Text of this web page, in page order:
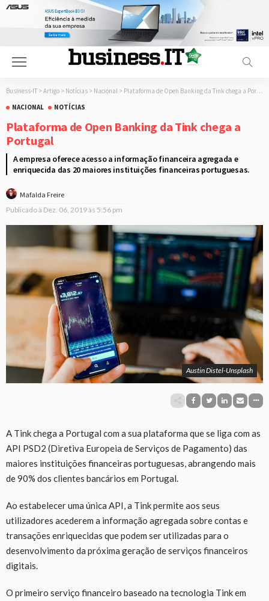
Business-IT > Artigo > Notícias > Nacional > Plataforma de Open Banking da Tink chega a Portugal
NACIONAL
NOTÍCIAS
Plataforma de Open Banking da Tink chega a
Portugal
A empresa oferece acesso a informação financeira agregada e
enriquecida das 20 maiores instituições financeiras portuguesas.
Mafalda Freire
Publicado a Dez. 06, 2019 às 5:56 pm
Austin Distel-Unsplash
A Tink chega a Portugal com a sua plataforma que se liga com as
API PSD2 (Diretiva Europeia de Serviços de Pagamento) das
maiores instituições financeiras portuguesas, abrangendo mais
de 90% dos clientes bancários em Portugal.
Ao estabelecer uma única API, a Tink permite aos seus
utilizadores acederem a informação agregada sobre contas e
transações enriquecidas que podem ser utilizadas para o
desenvolvimento da próxima geração de serviços financeiros
digitais.
O primeiro serviço financeiro baseado na tecnologia Tink em